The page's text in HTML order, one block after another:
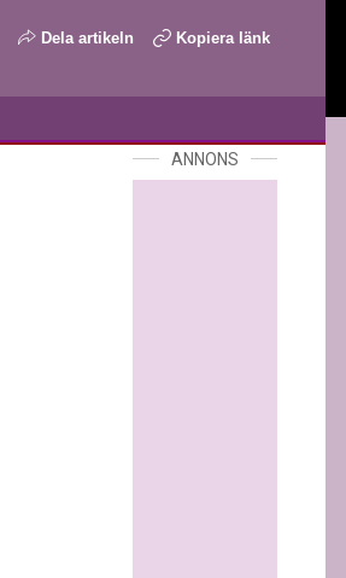
Dela artikeln Kopiera länk
ANNONS